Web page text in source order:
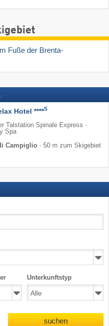
Fuße der Brenta-
Hotel ****S
Talstation Spinale Express ·
Spa
Campiglio · 50 m zum Skigebiet
Unterkunftstyp
suchen